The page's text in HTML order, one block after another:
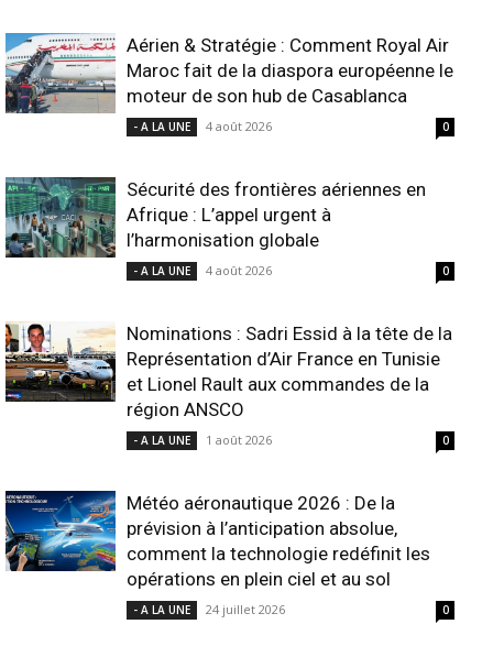
Aérien & Stratégie : Comment Royal Air
Maroc fait de la diaspora européenne le
moteur de son hub de Casablanca
- A LA UNE 4 août 2026 0
Sécurité des frontières aériennes en
Afrique : L’appel urgent à
l’harmonisation globale
- A LA UNE 4 août 2026 0
Nominations : Sadri Essid à la tête de la
Représentation d’Air France en Tunisie
et Lionel Rault aux commandes de la
région ANSCO
- A LA UNE 1 août 2026 0
Météo aéronautique 2026 : De la
prévision à l’anticipation absolue,
comment la technologie redéfinit les
opérations en plein ciel et au sol
- A LA UNE 24 juillet 2026 0